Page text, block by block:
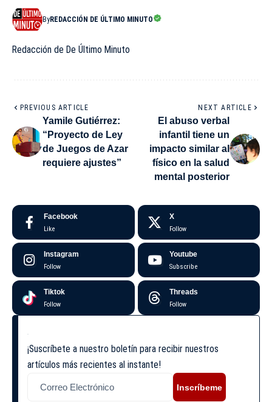
ByREDACCIÓN DE ÚLTIMO MINUTO
Redacción de De Último Minuto
PREVIOUS ARTICLE
Yamile Gutiérrez:
“Proyecto de Ley
de Juegos de Azar
requiere ajustes”
NEXT ARTICLE
El abuso verbal
infantil tiene un
impacto similar al
físico en la salud
mental posterior
Facebook
Like
X
Follow
Instagram
Follow
Youtube
Subscribe
Tiktok
Follow
Threads
Follow
¡Suscríbete a nuestro boletín para recibir nuestros
artículos más recientes al instante!
Inscríbeme